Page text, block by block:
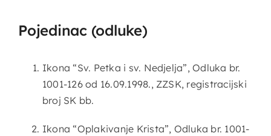
Pojedinac (odluke)
Ikona “Sv. Petka i sv. Nedjelja”, Odluka br.
1001-126 od 16.09.1998., ZZSK, registracijski
broj SK bb.
Ikona “Oplakivanje Krista”, Odluka br. 1001-